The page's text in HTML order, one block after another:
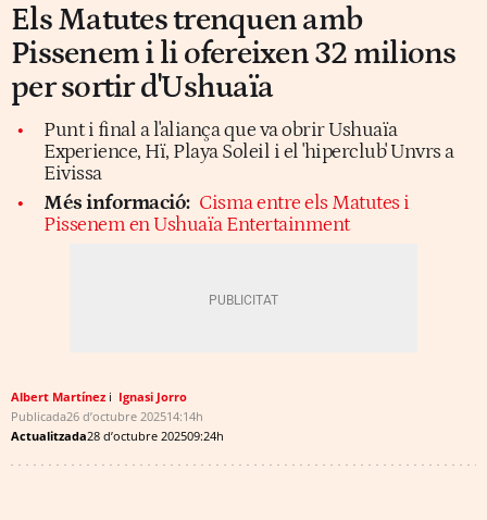
Els Matutes trenquen amb
Pissenem i li ofereixen 32 milions
per sortir d'Ushuaïa
Punt i final a l'aliança que va obrir Ushuaïa
Experience, Hï, Playa Soleil i el 'hiperclub' Unvrs a
Eivissa
Més informació: Cisma entre els Matutes i
Pissenem en Ushuaïa Entertainment
Albert Martínez
Ignasi Jorro
Publicada26 d’octubre 202514:14h
Actualitzada28 d’octubre 202509:24h